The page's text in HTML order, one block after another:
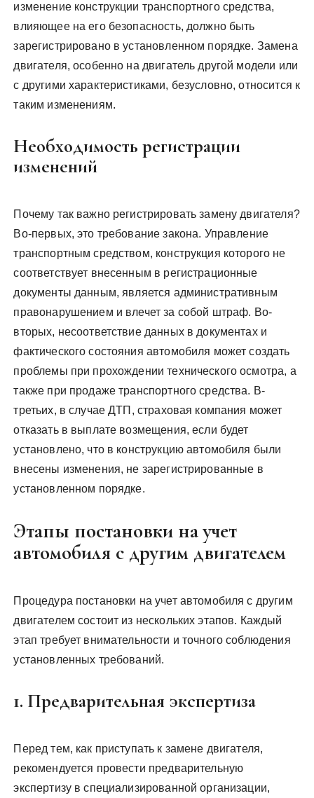
изменение конструкции транспортного средства,
влияющее на его безопасность, должно быть
зарегистрировано в установленном порядке. Замена
двигателя, особенно на двигатель другой модели или
с другими характеристиками, безусловно, относится к
таким изменениям.
Необходимость регистрации
изменений
Почему так важно регистрировать замену двигателя?
Во-первых, это требование закона. Управление
транспортным средством, конструкция которого не
соответствует внесенным в регистрационные
документы данным, является административным
правонарушением и влечет за собой штраф. Во-
вторых, несоответствие данных в документах и
фактического состояния автомобиля может создать
проблемы при прохождении технического осмотра, а
также при продаже транспортного средства. В-
третьих, в случае ДТП, страховая компания может
отказать в выплате возмещения, если будет
установлено, что в конструкцию автомобиля были
внесены изменения, не зарегистрированные в
установленном порядке.
Этапы постановки на учет
автомобиля с другим двигателем
Процедура постановки на учет автомобиля с другим
двигателем состоит из нескольких этапов. Каждый
этап требует внимательности и точного соблюдения
установленных требований.
1. Предварительная экспертиза
Перед тем, как приступать к замене двигателя,
рекомендуется провести предварительную
экспертизу в специализированной организации,